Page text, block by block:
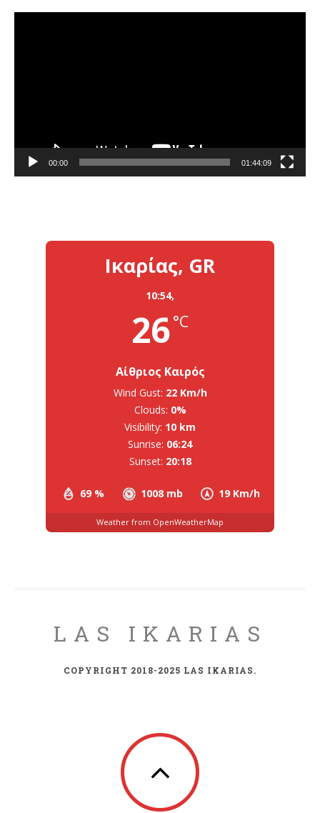
00:00 01:44:09
Ικαρίας, GR
10:54,
26°C
Αίθριος Καιρός
69 % 1008 mb 19 Km/h
Wind Gust: 22 Km/h
Clouds: 0%
Visibility: 10 km
Sunrise: 06:24
Sunset: 20:18
Weather from OpenWeatherMap
LAS IKARIAS
COPYRIGHT 2018-2025 LAS IKARIAS.